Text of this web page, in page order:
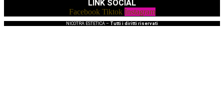
LINK SOCIAL
Facebook Tiktok Instagram
NICOTRA ESTETICA – Tutti i diritti riservati